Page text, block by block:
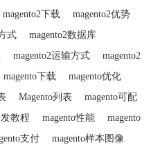
magento2下载
magento2优势
式
magento2数据库
magento2运输方式
magento2
magento下载
magento优化
Magento列表
magento可配
教程 magento性能
magento
支付
magento样本图像